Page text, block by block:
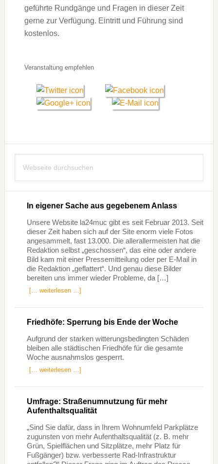
geführte Rundgänge und Fragen in dieser Zeit
gerne zur Verfügung. Eintritt und Führung sind
kostenlos.
Veranstaltung empfehlen
Seitenspalte
durchsuchen
In eigener Sache aus gegebenem Anlass
Unsere Website la24muc gibt es seit Februar 2013. Seit
dieser Zeit haben sich auf der Site enorm viele Fotos
angesammelt, fast 13.000. Die allerallermeisten hat die
Redaktion selbst „geschossen“, das eine oder andere
Bild kam mit einer Pressemitteilung oder per E-Mail in
die Redaktion „geflattert“. Und genau diese Bilder
bereiten uns immer wieder Probleme, da […]
[… weiterlesen …]
Friedhöfe: Sperrung bis Ende der Woche
Aufgrund der starken witterungsbedingten Schäden
bleiben alle städtischen Friedhöfe für die gesamte
Woche ausnahmslos gesperrt.
[… weiterlesen …]
Umfrage: Straßenumnutzung für mehr
Aufenthaltsqualität
„Sind Sie dafür, dass in Ihrem Wohnumfeld Parkplätze
zugunsten von mehr Aufenthaltsqualität (z. B. mehr
Grün, Spielflächen und Sitzplätze, mehr Platz für
Fußgänger) bzw. verbesserte Rad-Infrastruktur